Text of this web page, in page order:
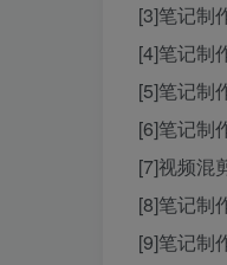
[3]笔记制
[4]笔记制
[5]笔记制
[6]笔记制
[7]视频混
[8]笔记制
[9]笔记制